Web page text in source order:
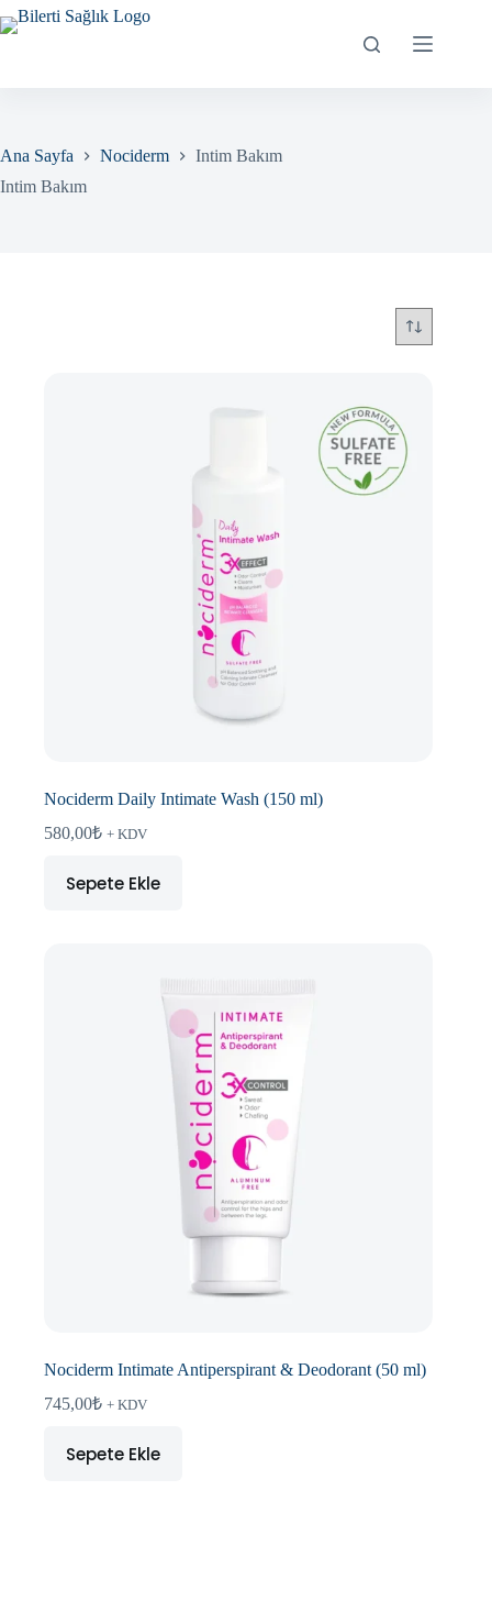
Skip
to
Ana Sayfa Nociderm
Intim Bakım
Intim Bakım
Nociderm Daily Intimate Wash (150 ml)
580,00₺ + KDV
Sepete Ekle
Nociderm Intimate Antiperspirant & Deodorant (50 ml)
745,00₺ + KDV
Sepete Ekle